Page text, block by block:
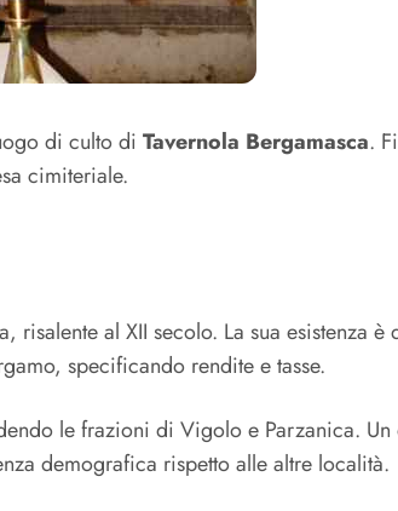
di culto di Tavernola Bergamasca.
cimiteriale.
risalente al XII secolo. La sua esistenza
specificando rendite e tasse.
le frazioni di Vigolo e Parzanica.
demografica rispetto alle altre località.